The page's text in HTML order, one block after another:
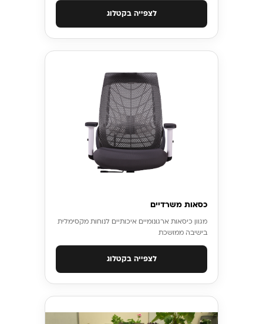
לצפייה בקטלוג
כסאות משרדיים
מגוון כיסאות ארגונומיים איכותיים לנוחות מקסימלית
בישיבה ממושכת
לצפייה בקטלוג